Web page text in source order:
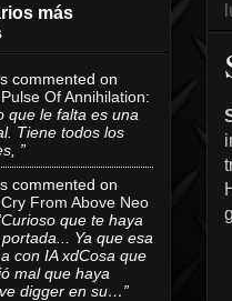
más
commented on
Of Annihilation:
que le falta es una
Tiene todos los
”
commented on
From Above Neo
que te haya
Ya que esa
con IA xdCosa que
mal que haya
digger en su…”